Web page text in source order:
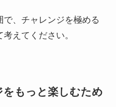
、チャレンジを極める
えてください。
をもっと楽しむため